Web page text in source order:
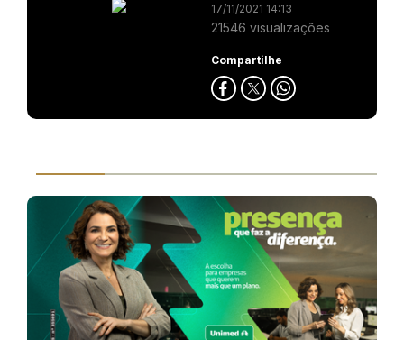
17/11/2021 14:13
21546 visualizações
Compartilhe